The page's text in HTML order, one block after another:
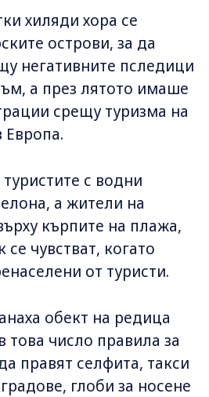
хиляди хора се
острови, за да
негативните пследици
а през лятото имаше
срещу туризма на
Европа.
с водни
а жители на
кърпите на плажа,
чувстват, когато
от туристи.
обект на редица
това число правила за
правят селфита, такси
глоби за носене